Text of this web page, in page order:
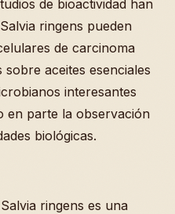
de bioactividad han
ringens pueden
de carcinoma
sobre aceites esenciales
interesantes
en parte la observación
biológicas.
ringens es una